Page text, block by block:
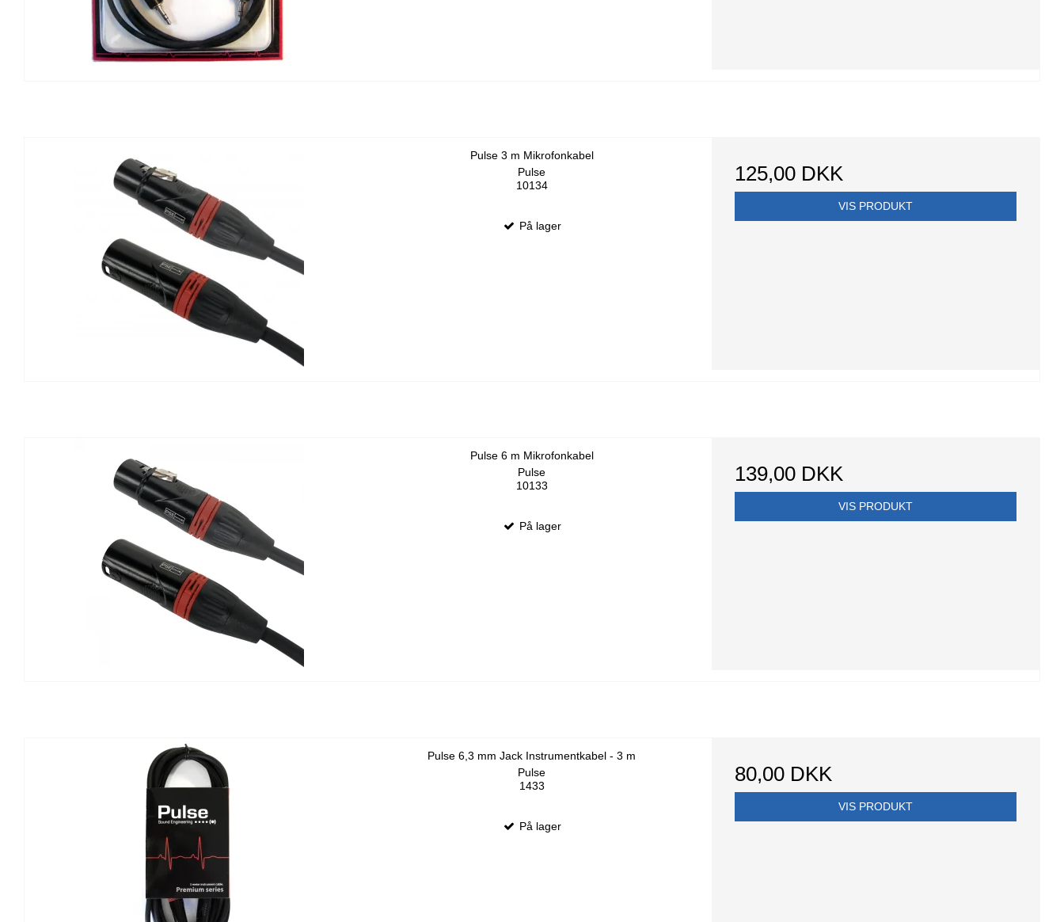
Pulse 3 m Mikrofonkabel
Pulse
10134
På lager
125,00 DKK
VIS PRODUKT
Pulse 6 m Mikrofonkabel
Pulse
10133
På lager
139,00 DKK
VIS PRODUKT
Pulse 6,3 mm Jack Instrumentkabel - 3 m
Pulse
1433
På lager
80,00 DKK
VIS PRODUKT